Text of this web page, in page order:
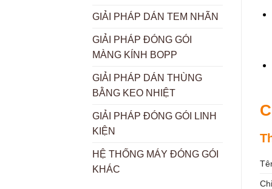
GIẢI PHÁP DÁN TEM NHÃN
GIẢI PHÁP ĐÓNG GÓI
MÀNG KÍNH BOPP
GIẢI PHÁP DÁN THÙNG
BẰNG KEO NHIỆT
GIẢI PHÁP ĐÓNG GÓI LINH
KIỆN
HỆ THỐNG MÁY ĐÓNG GÓI
KHÁC